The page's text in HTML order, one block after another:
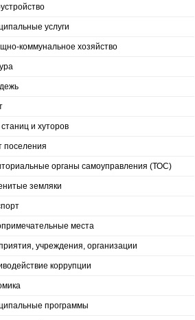
услуги
коммунальное хозяйство
и хуторов
поселения
органы самоуправления (ТОС)
земляки
места
учреждения, организации
коррупции
программы